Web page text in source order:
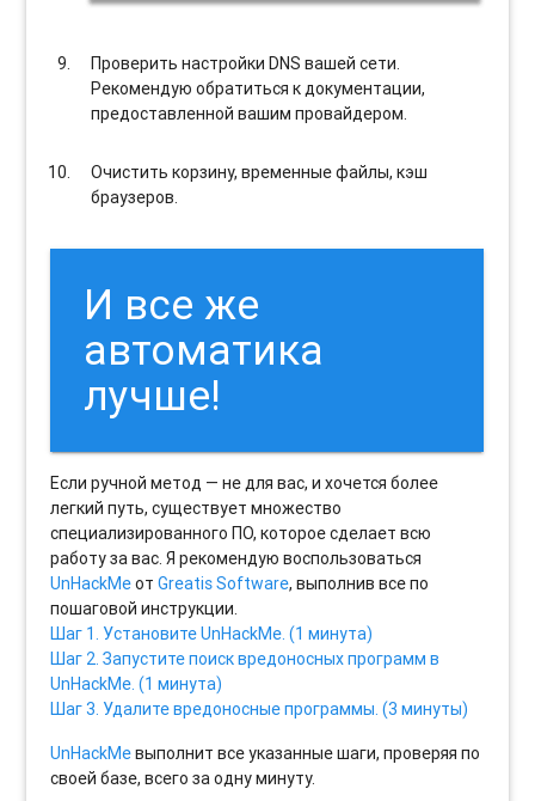
Проверить настройки DNS вашей сети.
Рекомендую обратиться к документации,
предоставленной вашим провайдером.
Очистить корзину, временные файлы, кэш
браузеров.
И все же
автоматика
лучше!
Если ручной метод — не для вас, и хочется более
легкий путь, существует множество
специализированного ПО, которое сделает всю
работу за вас. Я рекомендую воспользоваться
UnHackMeотGreatis Software, выполнив все по
пошаговой инструкции.
Шаг 1. Установите UnHackMe. (1 минута)
Шаг 2. Запустите поиск вредоносных программ в
UnHackMe. (1 минута)
Шаг 3. Удалите вредоносные программы. (3 минуты)
UnHackMeвыполнит все указанные шаги, проверяя по
своей базе, всего за одну минуту.